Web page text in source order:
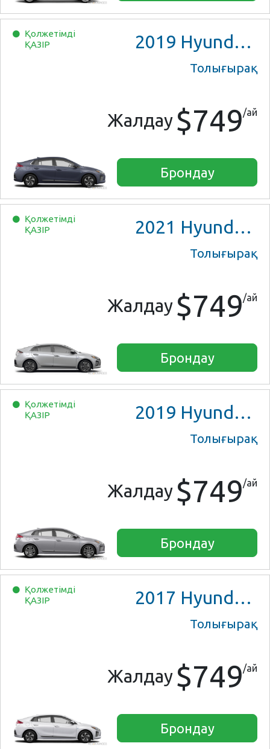
Қолжетімді
ҚАЗІР
2019 Hyundai Ioniq Blue
Толығырақ
Жалдау $749/ай
Брондау
Қолжетімді
ҚАЗІР
2021 Hyundai Ioniq Hybrid
Толығырақ
Жалдау $749/ай
Брондау
Қолжетімді
ҚАЗІР
2019 Hyundai Ioniq Hybrid
Толығырақ
Жалдау $749/ай
Брондау
Қолжетімді
ҚАЗІР
2017 Hyundai Ioniq Hybrid
Толығырақ
Жалдау $749/ай
Брондау